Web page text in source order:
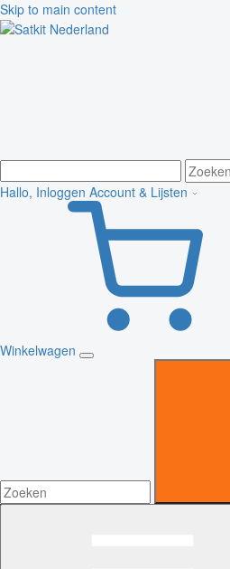
Skip to main content
Hallo, Inloggen Account & Lijsten
Winkelwagen